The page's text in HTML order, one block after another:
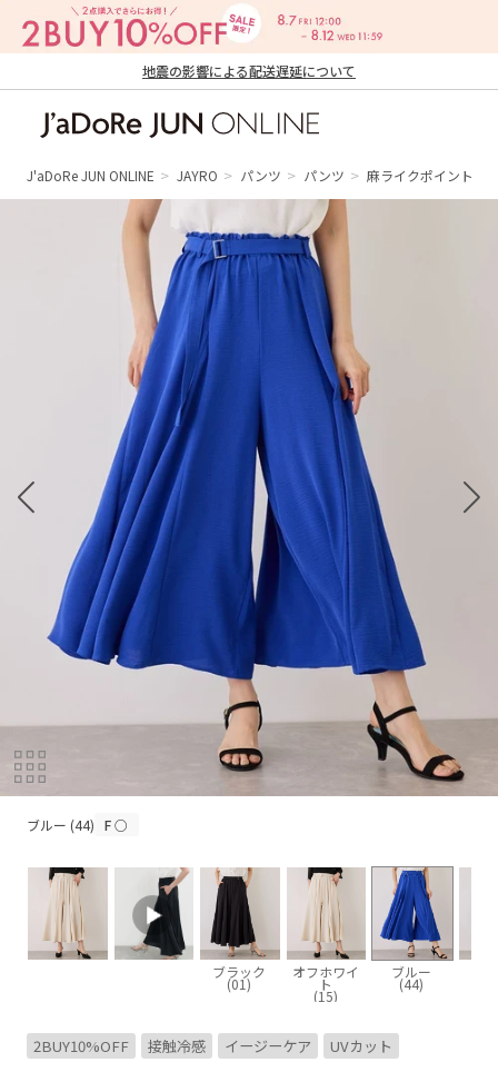
地震の影響による配送遅延について
ン オンライン）
J'aDoRe JUN ONLINE JAYRO パンツ パンツ 麻ライクポイントベ
ブルー (44) F○
ブラック
(01)
オフホワイ
ト
(15)
ブルー
(44)
2BUY10%OFF 接触冷感 イージーケア UVカット